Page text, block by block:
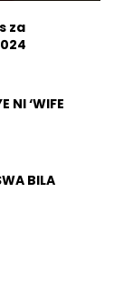
za
NI ‘WIFE
BILA